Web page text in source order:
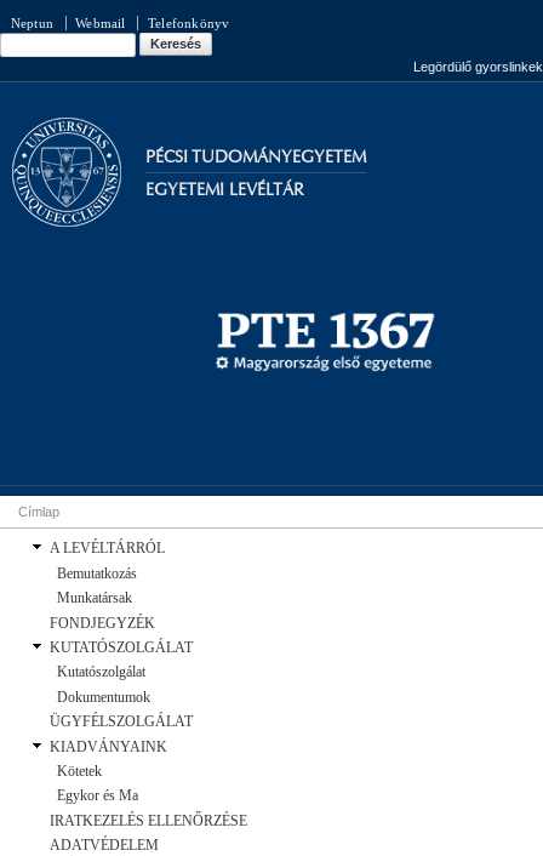
tartalomra
Neptun Webmail Telefonkönyv
Keresés űrlap
Legördülő gyorslinkek
PÉCSI TUDOMÁNYEGYETEM
EGYETEMI LEVÉLTÁR
Jelenlegi hely
Címlap
A LEVÉLTÁRRÓL
Bemutatkozás
Munkatársak
FONDJEGYZÉK
KUTATÓSZOLGÁLAT
Kutatószolgálat
Dokumentumok
ÜGYFÉLSZOLGÁLAT
KIADVÁNYAINK
Kötetek
Egykor és Ma
IRATKEZELÉS ELLENŐRZÉSE
ADATVÉDELEM